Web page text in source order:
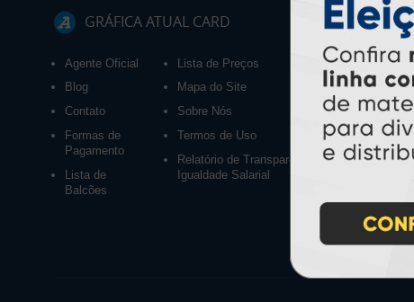
GRÁFICA ATUAL CARD
Agente Oficial
Blog
Contato
Formas de
Pagamento
Lista de
Balcões
Lista de Preços
Mapa do Site
Sobre Nós
Termos de Uso
Relatório de Transparência e
Igualdade Salarial